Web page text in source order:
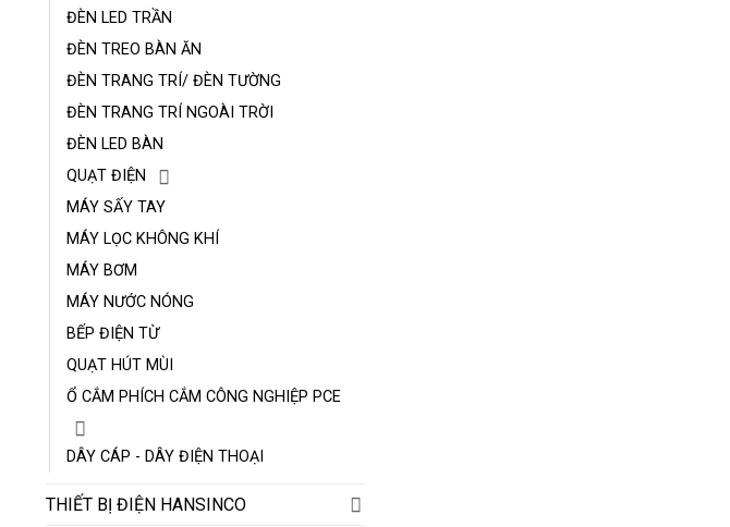
ĐÈN LED TRẦN
ĐÈN TREO BÀN ĂN
ĐÈN TRANG TRÍ/ ĐÈN TƯỜNG
ĐÈN TRANG TRÍ NGOÀI TRỜI
ĐÈN LED BÀN
QUẠT ĐIỆN
MÁY SẤY TAY
MÁY LỌC KHÔNG KHÍ
MÁY BƠM
MÁY NƯỚC NÓNG
BẾP ĐIỆN TỪ
QUẠT HÚT MÙI
Ổ CẮM PHÍCH CẮM CÔNG NGHIỆP PCE
DÂY CÁP - DÂY ĐIỆN THOẠI
THIẾT BỊ ĐIỆN HANSINCO